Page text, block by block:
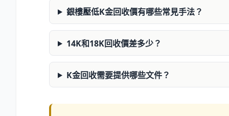
銀樓壓低K金回收價有哪些常見手法？
14K和18K回收價差多少？
K金回收需要提供哪些文件？